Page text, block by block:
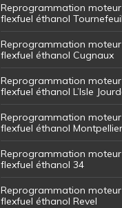
Reprogrammation moteur
flexfuel éthanol
Reprogrammation moteur
flexfuel éthanol Cugnaux
Reprogrammation moteur
flexfuel éthanol L’Isle
Reprogrammation moteur
flexfuel éthanol Montpellier
Reprogrammation moteur
flexfuel éthanol 34
Reprogrammation moteur
flexfuel éthanol Revel